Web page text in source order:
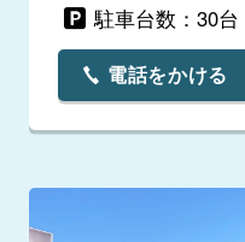
駐車台数：30台
電話をかける